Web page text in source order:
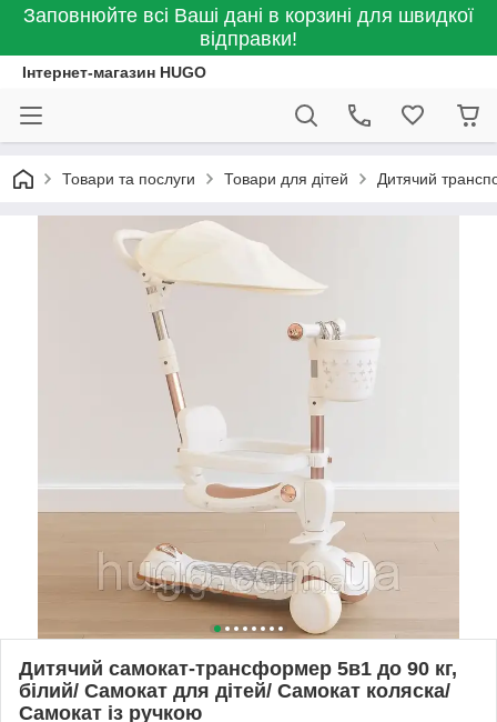
Заповнюйте всі Ваші дані в корзині для швидкої
відправки!
Інтернет-магазин HUGO
Товари та послуги Товари для дітей Дитячий
Дитячий самокат-трансформер 5в1 до 90 кг,
білий/ Самокат для дітей/ Самокат коляска/
Самокат із ручкою